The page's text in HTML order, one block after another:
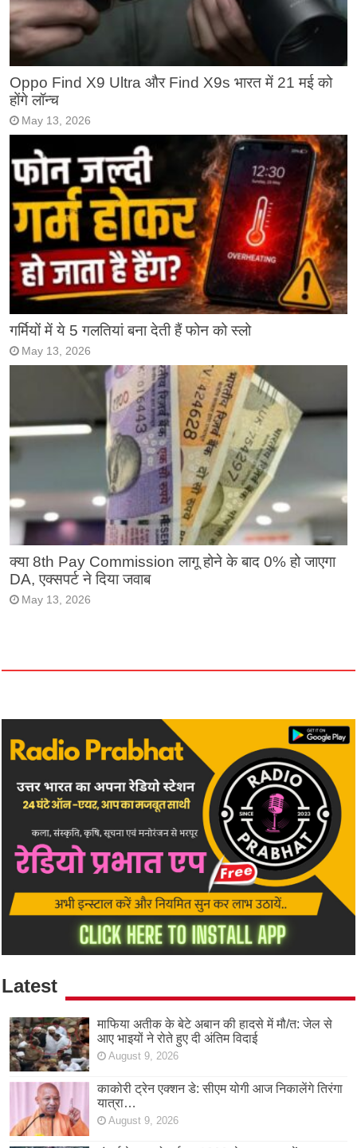
Oppo Find X9 Ultra और Find X9s भारत में 21 मई को
होंगे लॉन्च
May 13, 2026
गर्मियों में ये 5 गलतियां बना देती हैं फोन को स्लो
May 13, 2026
क्या 8th Pay Commission लागू होने के बाद 0% हो जाएगा
DA, एक्सपर्ट ने दिया जवाब
May 13, 2026
Latest
माफिया अतीक के बेटे अबान की हादसे में मौ/त: जेल से
आए भाइयों ने रोते हुए दी अंतिम विदाई
August 9, 2026
काकोरी ट्रेन एक्शन डे: सीएम योगी आज निकालेंगे तिरंगा
यात्रा…
August 9, 2026